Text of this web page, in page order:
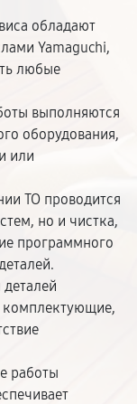
обладают
Yamaguchi,
любые
выполняются
оборудования,
или
ТО проводится
но и чистка,
программного
комплектующие,
работы